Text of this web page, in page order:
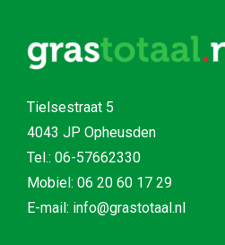
Tielsestraat 5
4043 JP Opheusden
Tel.: 06-57662330
Mobiel: 06 20 60 17 29
E-mail: info@grastotaal.nl